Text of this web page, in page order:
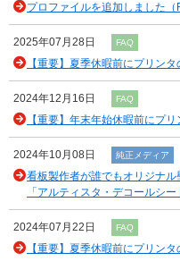
プロファイルを追加しました（
2025年07月28日 FAQ
【重要】夏季休暇前にプリン
2024年12月16日 FAQ
【重要】年末年始休暇前にプ
2024年10月08日 純正メディア
看板製作者が誰でもオリジナ
「アルティスタ・デコールシ
2024年07月22日 FAQ
【重要】夏季休暇前にプリン